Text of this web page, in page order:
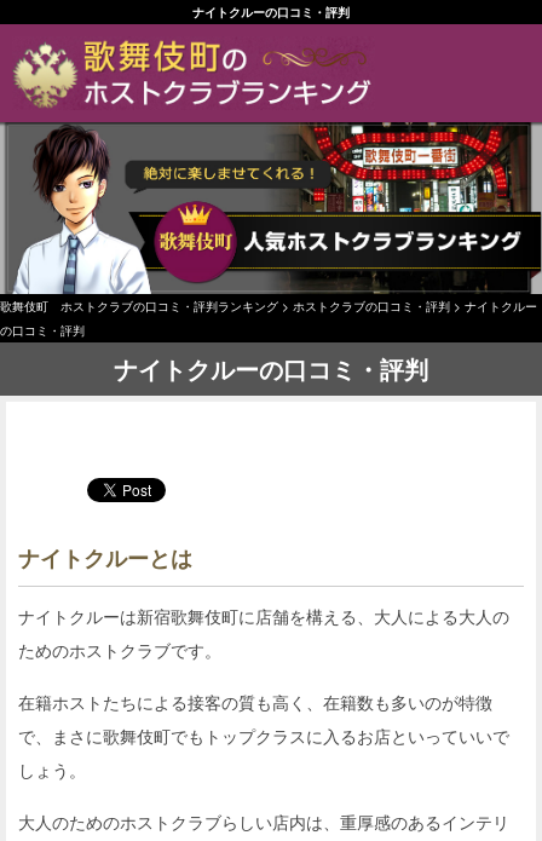
ナイトクルーの口コミ・評判
歌舞伎町 ホストクラブの口コミ・評判ランキング > ホストクラブの口コミ・評判 > ナイトクルー
の口コミ・評判
ナイトクルーの口コミ・評判
ナイトクルーとは
ナイトクルーは新宿歌舞伎町に店舗を構える、大人による大人の
ためのホストクラブです。
在籍ホストたちによる接客の質も高く、在籍数も多いのが特徴
で、まさに歌舞伎町でもトップクラスに入るお店といっていいで
しょう。
大人のためのホストクラブらしい店内は、重厚感のあるインテリ